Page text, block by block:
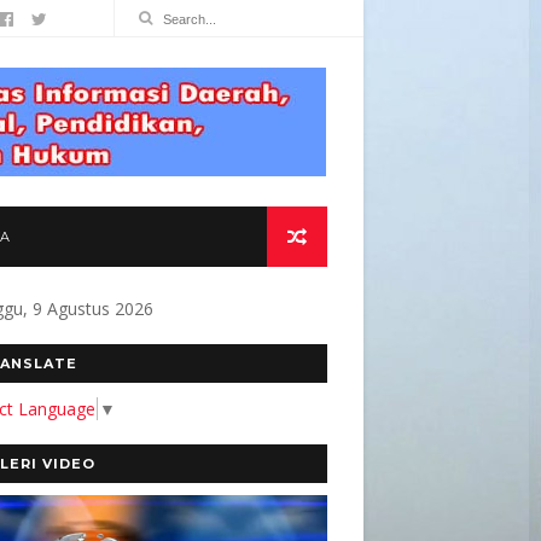
KAMI MEMBANGUN MEDIA YANG
9 Agustus 2026
Language ▼
VIDEO